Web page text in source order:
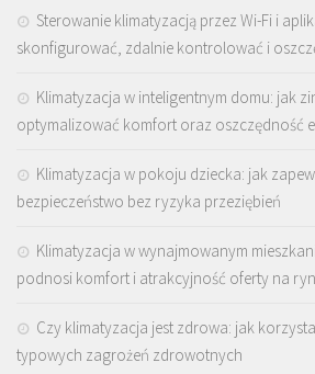
Sterowanie klimatyzacją przez Wi-Fi i
skonfigurować, zdalnie kontrolować i
Klimatyzacja w inteligentnym domu: jak
optymalizować komfort oraz oszczędność
Klimatyzacja w pokoju dziecka: jak
bezpieczeństwo bez ryzyka przeziębień
Klimatyzacja w wynajmowanym
podnosi komfort i atrakcyjność oferty na
Czy klimatyzacja jest zdrowa: jak
typowych zagrożeń zdrowotnych